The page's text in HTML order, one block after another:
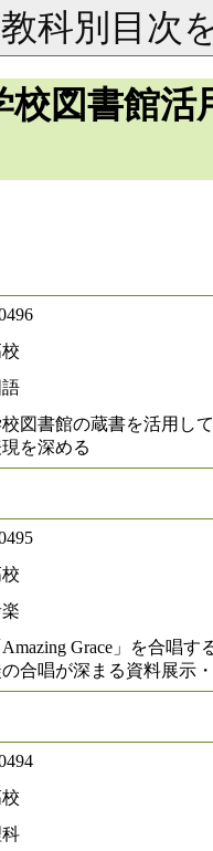
教科別目次
校図書館
語
図書館の蔵書を活用し
を深める
Amazing Grace」を合唱
合唱が深まる資料展示